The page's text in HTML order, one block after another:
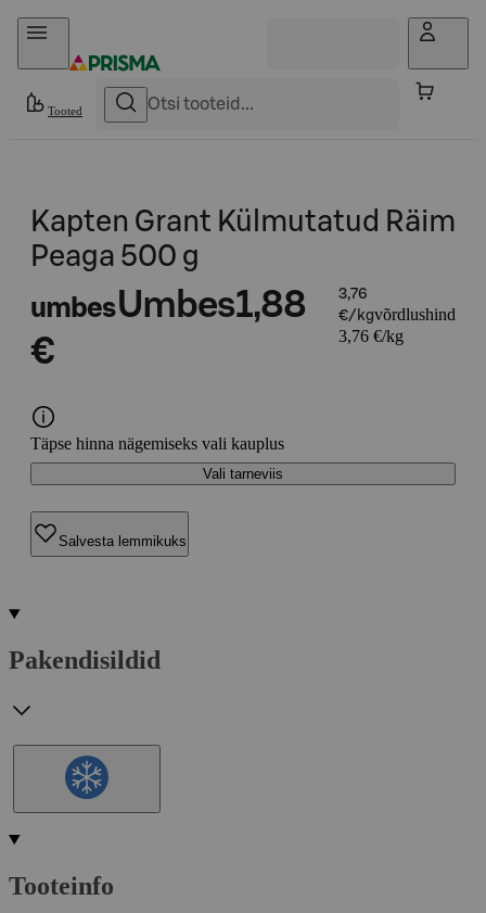
Otse sisu juurde
Tooted
Kapten Grant Külmutatud Räim
Peaga 500 g
umbesUmbes1,88
€
3,76
€/kgvõrdlushind
3,76 €/kg
Täpse hinna nägemiseks vali kauplus
Vali tarneviis
Salvesta lemmikuks
Pakendisildid
Tooteinfo